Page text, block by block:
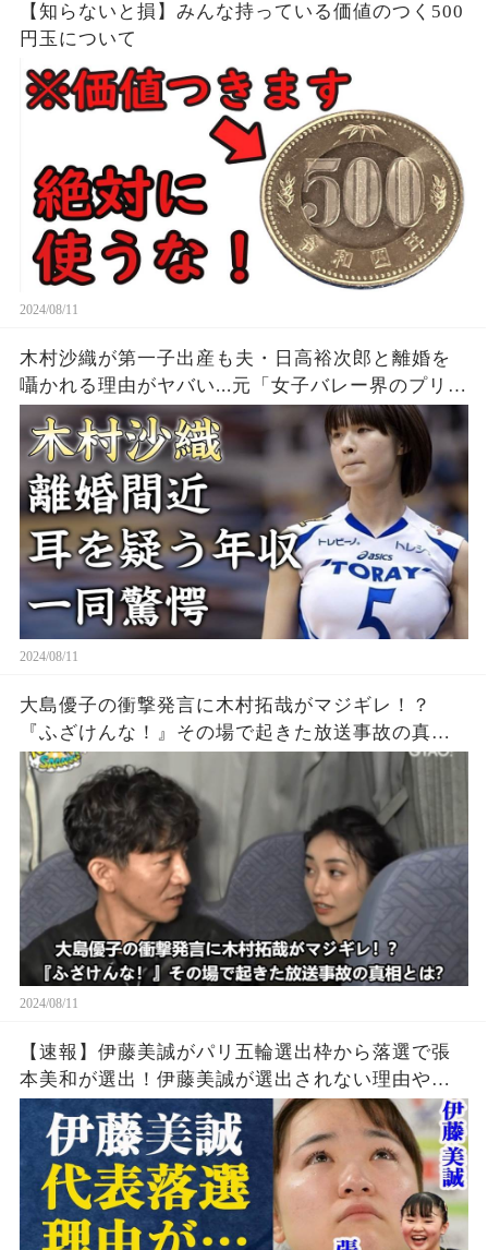
【知らないと損】みんな持っている価値のつく500
円玉について
2024/08/11
木村沙織が第一子出産も夫・日高裕次郎と離婚を
囁かれる理由がヤバい...元「女子バレー界のプリン
セス」の耳を疑う年収...豊かすぎるバストに驚きを
隠せない...
2024/08/11
大島優子の衝撃発言に木村拓哉がマジギレ！？
『ふざけんな！』その場で起きた放送事故の真相
とは？
2024/08/11
【速報】伊藤美誠がパリ五輪選出枠から落選で張
本美和が選出！伊藤美誠が選出されない理由や勝
てなくなった理由・引退の噂の真相とは一体…張
本美和の知られざる実力に中国警戒体制か